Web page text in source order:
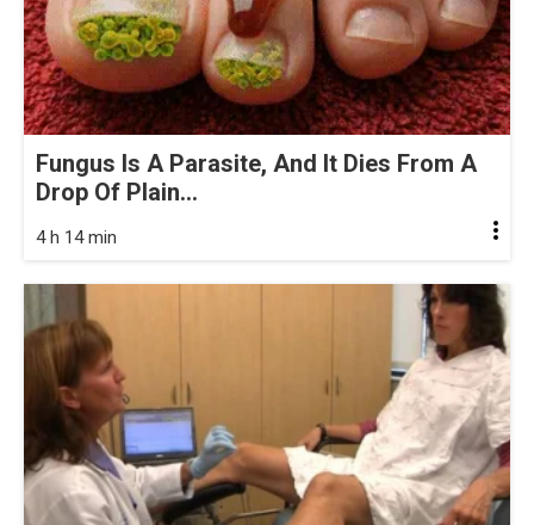
Fungus Is A Parasite, And It Dies From A
Drop Of Plain...
4 h 14 min